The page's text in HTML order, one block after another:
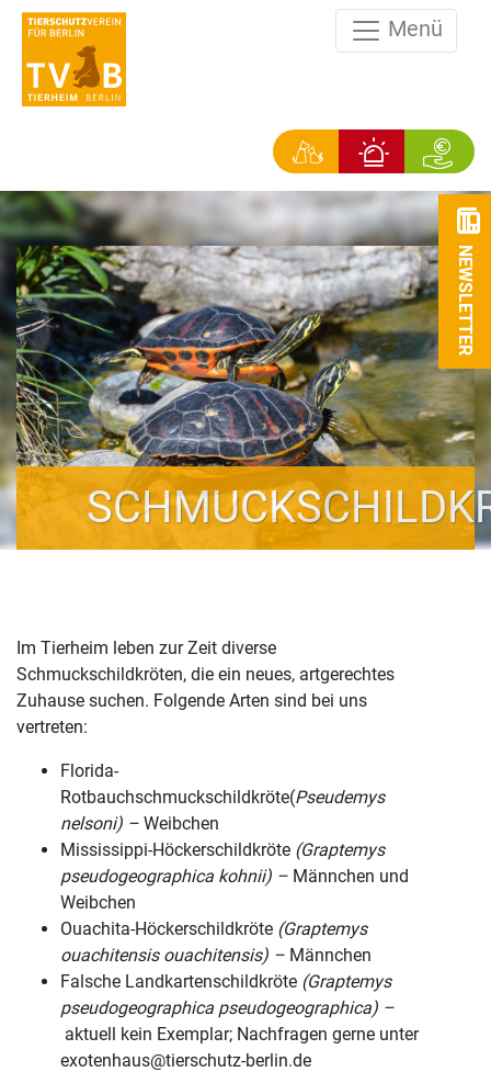
Menü
NEWSLETTER
Im Tierheim leben zur Zeit diverse
Schmuckschildkröten, die ein neues, artgerechtes
Zuhause suchen. Folgende Arten sind bei uns
vertreten:
Florida-
Rotbauchschmuckschildkröte(Pseudemys
nelsoni) – Weibchen
Mississippi-Höckerschildkröte (Graptemys
pseudogeographica kohnii) – Männchen und
Weibchen
Ouachita-Höckerschildkröte (Graptemys
ouachitensis ouachitensis) – Männchen
Falsche Landkartenschildkröte (Graptemys
pseudogeographica pseudogeographica) –
aktuell kein Exemplar; Nachfragen gerne unter
exotenhaus@tierschutz-berlin.de